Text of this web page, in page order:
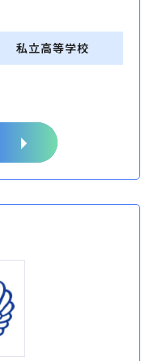
私立高等学校